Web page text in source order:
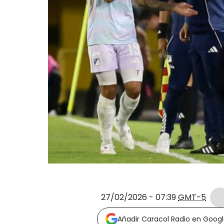
27/02/2026 - 07:39GMT-5
Añadir Caracol Radio en